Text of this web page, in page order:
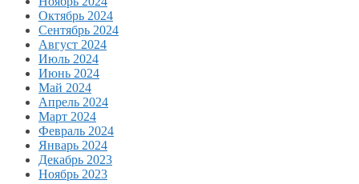
Октябрь 2024
Сентябрь 2024
Август 2024
Июль 2024
Июнь 2024
Май 2024
Апрель 2024
Март 2024
Февраль 2024
Январь 2024
Декабрь 2023
Ноябрь 2023